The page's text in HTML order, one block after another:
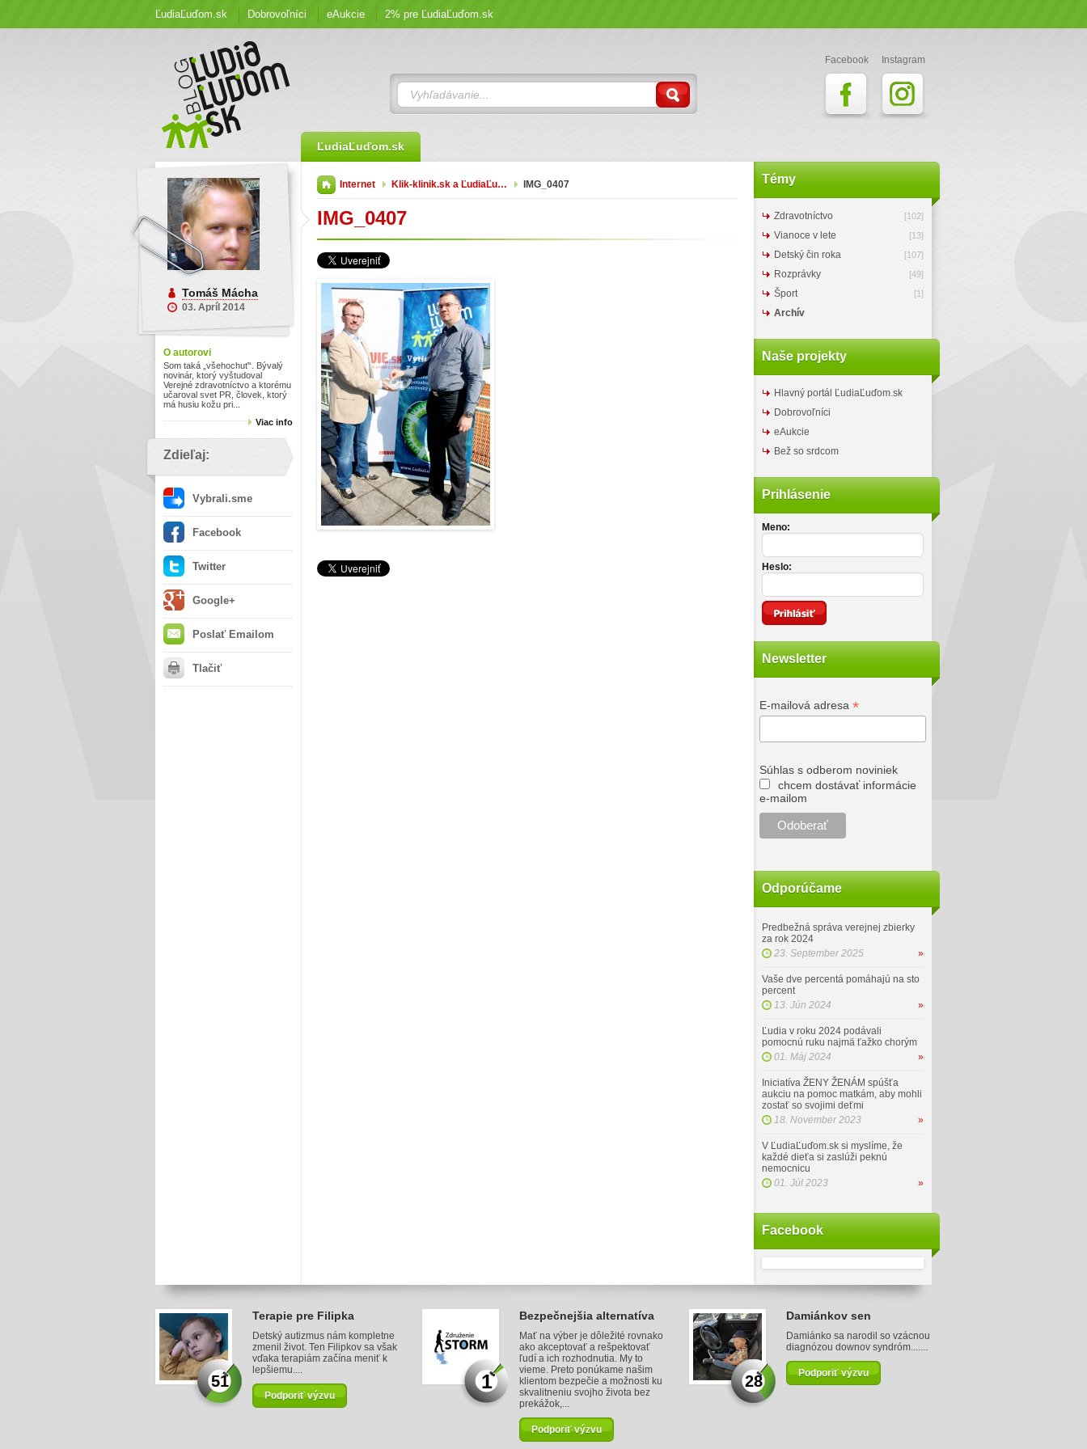
ĽudiaĽuďom.sk Dobrovoľníci eAukcie 2% pre ĽudiaĽuďom.sk
Facebook Instagram
ĽudiaĽuďom.sk
Tomáš Mácha
03. Apríl 2014
O autorovi
Som taká „všehochuť“. Bývalý
novinár, ktorý vyštudoval
Verejné zdravotníctvo a ktorému
učaroval svet PR, človek, ktorý
má husiu kožu pri...
Viac info
Zdieľaj:
Vybrali.sme
Facebook
Twitter
Google+
Poslať Emailom
Tlačiť
Internet Klik-klinik.sk a ĽudiaĽu… IMG_0407
IMG_0407
Témy
Zdravotníctvo [102]
Vianoce v lete [13]
Detský čin roka [107]
Rozprávky [49]
Šport [1]
Archív
Naše projekty
Hlavný portál ĽudiaĽuďom.sk
Dobrovoľníci
eAukcie
Bež so srdcom
Prihlásenie
Meno:
Heslo:
Newsletter
E-mailová adresa *
Súhlas s odberom noviniek
chcem dostávať informácie
e-mailom
Odporúčame
Predbežná správa verejnej zbierky
za rok 2024
23. September 2025
»
Vaše dve percentá pomáhajú na sto
percent
13. Jún 2024
»
Ľudia v roku 2024 podávali
pomocnú ruku najmä ťažko chorým
01. Máj 2024
»
Iniciatíva ŽENY ŽENÁM spúšťa
aukciu na pomoc matkám, aby mohli
zostať so svojimi deťmi
18. November 2023
»
V ĽudiaĽuďom.sk si myslíme, že
každé dieťa si zaslúži peknú
nemocnicu
01. Júl 2023
»
Facebook
51
Terapie pre Filipka
Detský autizmus nám kompletne
zmenil život. Ten Filipkov sa však
vďaka terapiám začína meniť k
lepšiemu....
Podporiť výzvu
1
Bezpečnejšia alternatíva
Mať na výber je dôležité rovnako
ako akceptovať a rešpektovať
ľudí a ich rozhodnutia. My to
vieme. Preto ponúkame našim
klientom bezpečie a možnosti ku
skvalitneniu svojho života bez
prekážok,...
Podporiť výzvu
28
Damiánkov sen
Damiánko sa narodil so vzácnou
diagnózou downov syndróm.......
Podporiť výzvu